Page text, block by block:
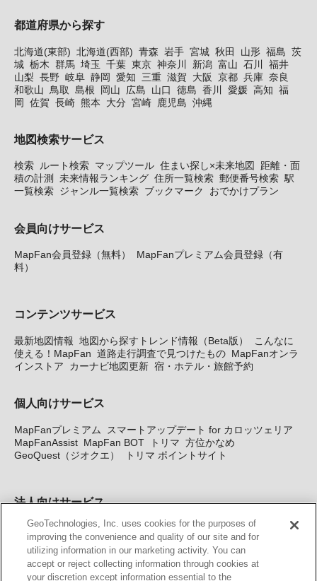
都道府県から探す
北海道(東部) 北海道(西部) 青森 岩手 宮城 秋田 山形 福島 茨
城 栃木 群馬 埼玉 千葉 東京 神奈川 新潟 富山 石川
福井
山梨 長野 岐阜 静岡 愛知 三重 滋賀 大阪 京都 兵庫 奈良
和歌山
鳥取 島根 岡山 広島 山口 徳島 香川 愛媛 高知 福
岡 佐賀 長崎 熊本 大分 宮崎 鹿児島 沖縄
地図検索サービス
検索 ルート検索 マップツール 住まい探し×未来地図
距離・面
積の計測
未来情報ランキング 住所一覧検索 郵便番号検索 駅
一覧検索 ジャンル一覧検索 ブックマーク おでかけプラン
会員向けサービス
MapFan会員登録（無料）
MapFanプレミアム会員登録（有
料）
コンテンツサービス
最新地図情報 地図から探すトレンド情報（Beta版）
こんなに
使える！MapFan 道路走行調査で見つけたもの MapFanオンラ
インストア
カーナビ地図更新 宿・ホテル・旅館予約
個人向けサービス
MapFanプレミアム
スマートアップデート for カロッツェリア
MapFanAssist MapFan BOT トリマ 方位かなめ
GeoQuest（ジオクエ）
トリマ ポイントサイト
法人向けサービス
法人向け地図・位置情報サービス WEBサイト・システム向け地
図API Windows PC向け地図開発キット MapFan DB 住所確認
サービス
MAP WORLD+ トリマ広告 Geo-Research
GeoTechnologies, Inc. uses cookies for the purposes of
improving the convenience and quality of our site and for
utilizing information in our marketing activity. You can
accept or reject collecting information through cookies at
your discretion except information essential to the